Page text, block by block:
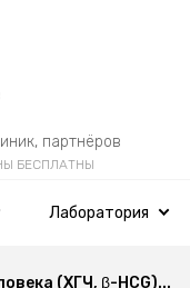
партнёров
БЕСПЛАТНЫ
Лаборатория
(ХГЧ, β-HCG)...